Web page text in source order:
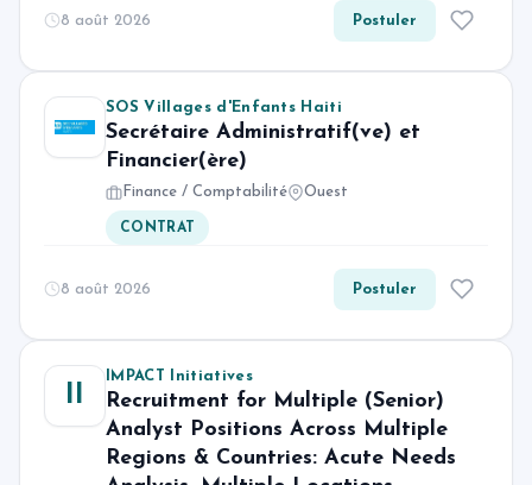
8 août 2026 Postuler
SOS Villages d'Enfants Haiti
Secrétaire Administratif(ve) et
Financier(ère)
Finance / Comptabilité Ouest
CONTRAT
8 août 2026 Postuler
II
IMPACT Initiatives
Recruitment for Multiple (Senior)
Analyst Positions Across Multiple
Regions & Countries: Acute Needs